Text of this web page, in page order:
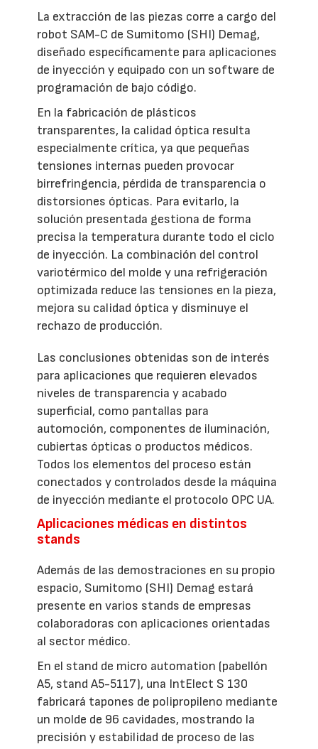
La extracción de las piezas corre a cargo del
robot SAM-C de Sumitomo (SHI) Demag,
diseñado específicamente para aplicaciones
de inyección y equipado con un software de
programación de bajo código.
En la fabricación de plásticos
transparentes, la calidad óptica resulta
especialmente crítica, ya que pequeñas
tensiones internas pueden provocar
birrefringencia, pérdida de transparencia o
distorsiones ópticas. Para evitarlo, la
solución presentada gestiona de forma
precisa la temperatura durante todo el ciclo
de inyección. La combinación del control
variotérmico del molde y una refrigeración
optimizada reduce las tensiones en la pieza,
mejora su calidad óptica y disminuye el
rechazo de producción.
Las conclusiones obtenidas son de interés
para aplicaciones que requieren elevados
niveles de transparencia y acabado
superficial, como pantallas para
automoción, componentes de iluminación,
cubiertas ópticas o productos médicos.
Todos los elementos del proceso están
conectados y controlados desde la máquina
de inyección mediante el protocolo OPC UA.
Aplicaciones médicas en distintos
stands
Además de las demostraciones en su propio
espacio, Sumitomo (SHI) Demag estará
presente en varios stands de empresas
colaboradoras con aplicaciones orientadas
al sector médico.
En el stand de micro automation (pabellón
A5, stand A5-5117), una IntElect S 130
fabricará tapones de polipropileno mediante
un molde de 96 cavidades, mostrando la
precisión y estabilidad de proceso de las